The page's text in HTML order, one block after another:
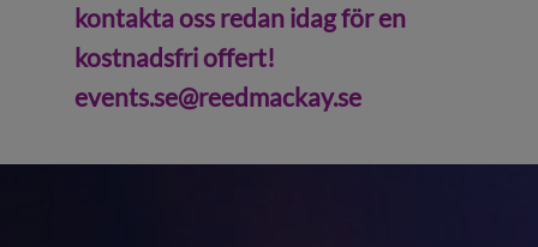
kontakta oss redan idag för en
kostnadsfri offert!
events.se@reedmackay.se